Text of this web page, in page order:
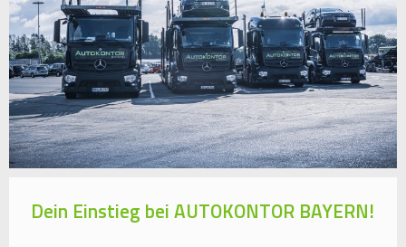
Dein Einstieg bei AUTOKONTOR BAYERN!